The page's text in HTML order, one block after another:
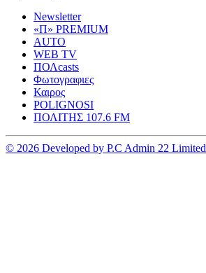
Newsletter
«Π» PREMIUM
AUTO
WEB TV
ΠΟΛcasts
Φωτογραφιες
Καιρος
POLIGNOSI
ΠΟΛΙΤΗΣ 107.6 FM
© 2026 Developed by P.C Admin 22 Limited